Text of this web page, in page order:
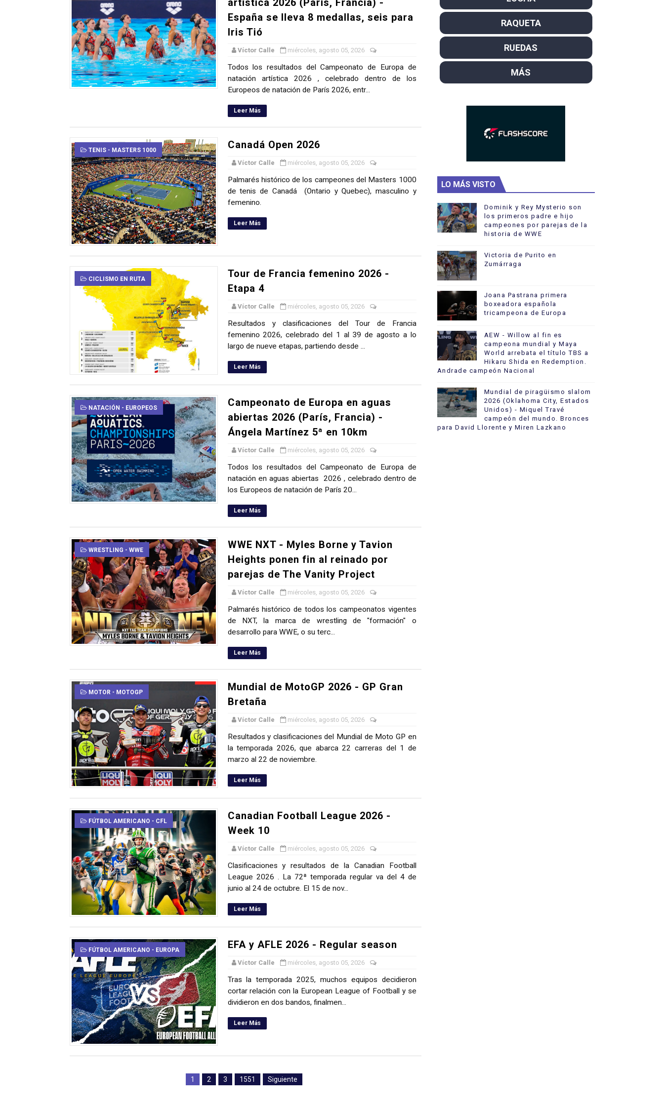
artística 2026 (París, Francia) -
España se lleva 8 medallas, seis para
Iris Tió
Víctor Calle miércoles, agosto 05, 2026
Todos los resultados del Campeonato de Europa de
natación artística 2026 , celebrado dentro de los
Europeos de natación de París 2026, entr...
Leer Más
TENIS - MASTERS 1000 Canadá Open 2026
Víctor Calle miércoles, agosto 05, 2026
Palmarés histórico de los campeones del Masters 1000
de tenis de Canadá (Ontario y Quebec), masculino y
femenino.
Leer Más
CICLISMO EN RUTA
Tour de Francia femenino 2026 -
Etapa 4
Víctor Calle miércoles, agosto 05, 2026
Resultados y clasificaciones del Tour de Francia
femenino 2026, celebrado del 1 al 39 de agosto a lo
largo de nueve etapas, partiendo desde ...
Leer Más
NATACIÓN - EUROPEOS
Campeonato de Europa en aguas
abiertas 2026 (París, Francia) -
Ángela Martínez 5ª en 10km
Víctor Calle miércoles, agosto 05, 2026
Todos los resultados del Campeonato de Europa de
natación en aguas abiertas 2026 , celebrado dentro de
los Europeos de natación de París 20...
Leer Más
WRESTLING - WWE
WWE NXT - Myles Borne y Tavion
Heights ponen fin al reinado por
parejas de The Vanity Project
Víctor Calle miércoles, agosto 05, 2026
Palmarés histórico de todos los campeonatos vigentes
de NXT, la marca de wrestling de "formación" o
desarrollo para WWE, o su terc...
Leer Más
MOTOR - MOTOGP
Mundial de MotoGP 2026 - GP Gran
Bretaña
Víctor Calle miércoles, agosto 05, 2026
Resultados y clasificaciones del Mundial de Moto GP en
la temporada 2026, que abarca 22 carreras del 1 de
marzo al 22 de noviembre.
Leer Más
FÚTBOL AMERICANO - CFL
Canadian Football League 2026 -
Week 10
Víctor Calle miércoles, agosto 05, 2026
Clasificaciones y resultados de la Canadian Football
League 2026 . La 72ª temporada regular va del 4 de
junio al 24 de octubre. El 15 de nov...
Leer Más
FÚTBOL AMERICANO - EUROPA EFA y AFLE 2026 - Regular season
Víctor Calle miércoles, agosto 05, 2026
Tras la temporada 2025, muchos equipos decidieron
cortar relación con la European League of Football y se
dividieron en dos bandos, finalmen...
Leer Más
1 2 3 1551 Siguiente
RAQUETA
RUEDAS
MÁS
LO MÁS VISTO
Dominik y Rey Mysterio son
los primeros padre e hijo
campeones por parejas de la
historia de WWE
Victoria de Purito en
Zumárraga
Joana Pastrana primera
boxeadora española
tricampeona de Europa
AEW - Willow al fin es
campeona mundial y Maya
World arrebata el título TBS a
Hikaru Shida en Redemption.
Andrade campeón Nacional
Mundial de piragüismo slalom
2026 (Oklahoma City, Estados
Unidos) - Miquel Travé
campeón del mundo. Bronces
para David Llorente y Miren Lazkano